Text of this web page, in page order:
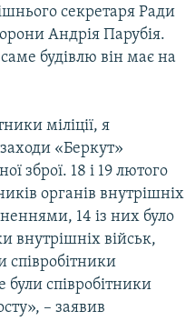
секретаря Ради
Андрія Парубія.
будівлю він має на
міліції, я
«Беркут»
зброї. 18 і 19 лютого
органів внутрішніх
14 із них було
внутрішніх військ,
співробітники
були співробітники
– заявив